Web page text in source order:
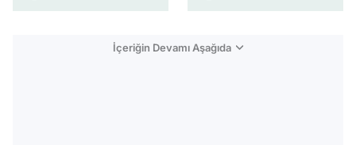
İçeriğin Devamı Aşağıda